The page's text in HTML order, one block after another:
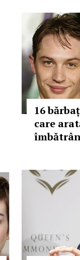
16
care